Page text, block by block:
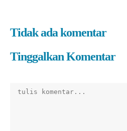
Tidak ada komentar
Tinggalkan Komentar